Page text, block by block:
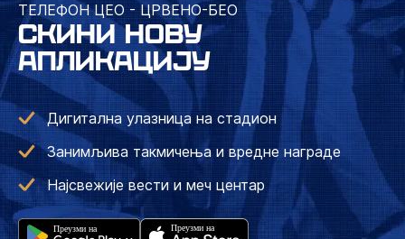
ТЕЛЕФОН ЦЕО - ЦРВЕНО-БЕО
СКИНИ НОВУ
АПЛИКАЦИЈУ
Дигитална улазница на стадион
Занимљива такмичења и вредне награде
Најсвежије вести и меч центар